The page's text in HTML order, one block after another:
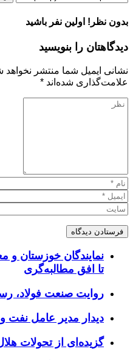
بدون نظر! اولین نفر باشید
دیدگاهتان را بنویسید
نشانی ایمیل شما منتشر نخواهد
علامت‌گذاری شده‌اند *
تا افق مطالبه‌گری
روایت صنعت فولاد،‌
دیدار مدیر عامل نفت و
گزیده‌ای از تحولات